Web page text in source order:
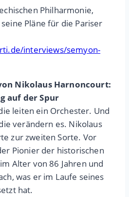
Philharmonie,
Pläne für die Pariser
interviews/semyon-
Nikolaus Harnoncourt:
auf der Spur
leiten ein Orchester. Und
verändern es. Nikolaus
zur zweiten Sorte. Vor
Pionier der historischen
Alter von 86 Jahren und
was er im Laufe seines
hat.